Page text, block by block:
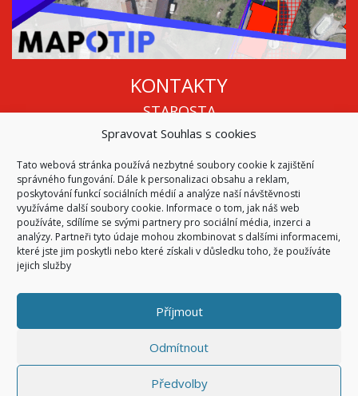
Spravovat Souhlas s cookies
Tato webová stránka používá nezbytné soubory cookie k zajištění
správného fungování. Dále k personalizaci obsahu a reklam,
poskytování funkcí sociálních médií a analýze naší návštěvnosti
využíváme další soubory cookie. Informace o tom, jak náš web
používáte, sdílíme se svými partnery pro sociální média, inzerci a
analýzy. Partneři tyto údaje mohou zkombinovat s dalšími informacemi,
které jste jim poskytli nebo které získali v důsledku toho, že používáte
jejich služby
Příjmout
Odmítnout
Předvolby
KONTAKTY
STAROSTA
Mgr. Roman Vala
info@oukojetice.cz
ÚŘEDNÍ HODINY
Po, St: 15:30 - 16:30
Všechny kontakty | Kde nás najdete
© 2026Obec Kojetice na Moravě
Všechna práva vyhrazena
Code & Design bySymphony Digital